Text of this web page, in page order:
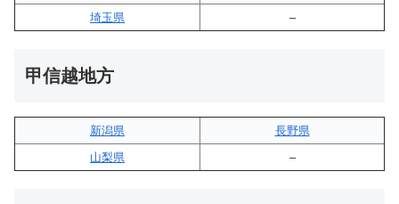
埼玉県
–
甲信越地方
新潟県
長野県
山梨県
–